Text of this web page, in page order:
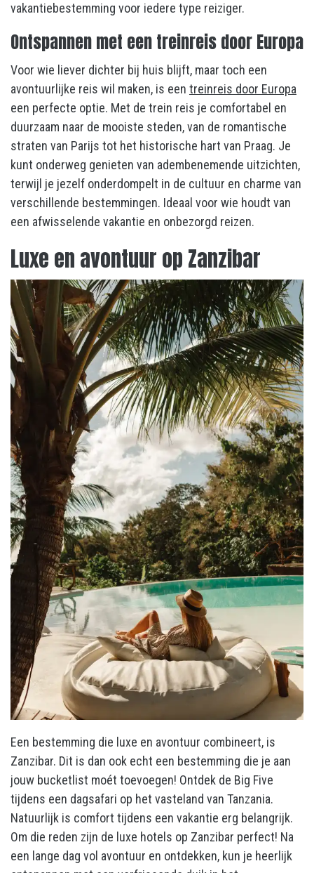
vakantiebestemming voor iedere type reiziger.
Ontspannen met een treinreis door Europa
Voor wie liever dichter bij huis blijft, maar toch een
avontuurlijke reis wil maken, is een treinreis door Europa
een perfecte optie. Met de trein reis je comfortabel en
duurzaam naar de mooiste steden, van de romantische
straten van Parijs tot het historische hart van Praag. Je
kunt onderweg genieten van adembenemende uitzichten,
terwijl je jezelf onderdompelt in de cultuur en charme van
verschillende bestemmingen. Ideaal voor wie houdt van
een afwisselende vakantie en onbezorgd reizen.
Luxe en avontuur op Zanzibar
Een bestemming die luxe en avontuur combineert, is
Zanzibar. Dit is dan ook echt een bestemming die je aan
jouw bucketlist moét toevoegen! Ontdek de Big Five
tijdens een dagsafari op het vasteland van Tanzania.
Natuurlijk is comfort tijdens een vakantie erg belangrijk.
Om die reden zijn de luxe hotels op Zanzibar perfect! Na
een lange dag vol avontuur en ontdekken, kun je heerlijk